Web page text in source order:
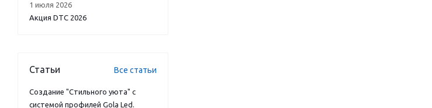
1 июля 2026
Акция DTC 2026
Статьи Все статьи
Создание "Стильного уюта" с
системой профилей Gola Led.